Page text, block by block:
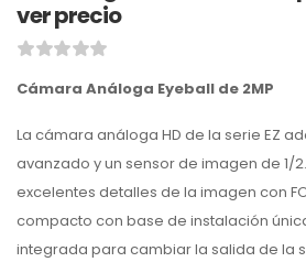
ver precio
Cámara Análoga Eyeball de 2MP
La cámara análoga HD de la serie EZ
avanzado y un sensor de imagen de 1/
excelentes detalles de la imagen con
compacto con base de instalación
integrada para cambiar la salida de la